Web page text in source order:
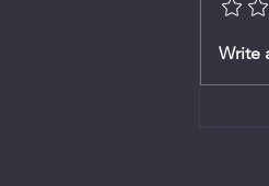
Write